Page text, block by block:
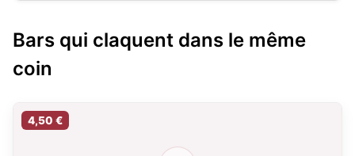
Bars qui claquent dans le même
coin
4,50 €